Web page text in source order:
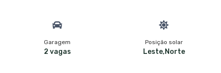
Garagem
2 vagas
Posição solar
Leste,Norte